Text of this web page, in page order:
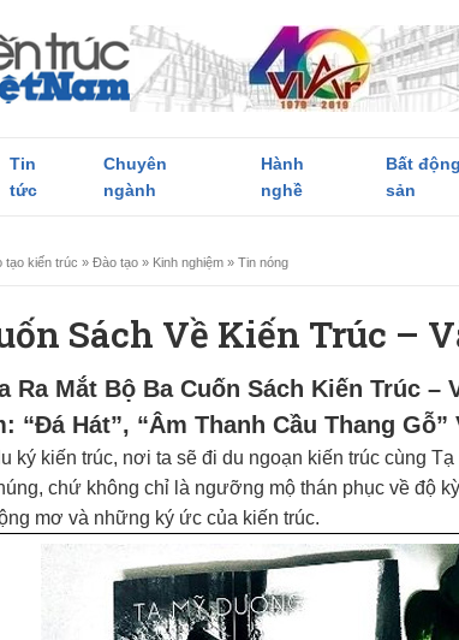
Tin
tức
Chuyên
ngành
Hành
nghề
Bất động
sản
tạo kiến trúc » Đào tạo » Kinh nghiệm » Tin nóng
Sách Về Kiến Trúc –
Ra Mắt Bộ Ba Cuốn Sách Kiến Trúc –
“Đá Hát”, “Âm Thanh Cầu Thang Gỗ”
ký kiến trúc, nơi ta sẽ đi du ngoạn kiến trúc cùng
chứ không chỉ là ngưỡng mộ thán phục về độ
mơ và những ký ức của kiến trúc.